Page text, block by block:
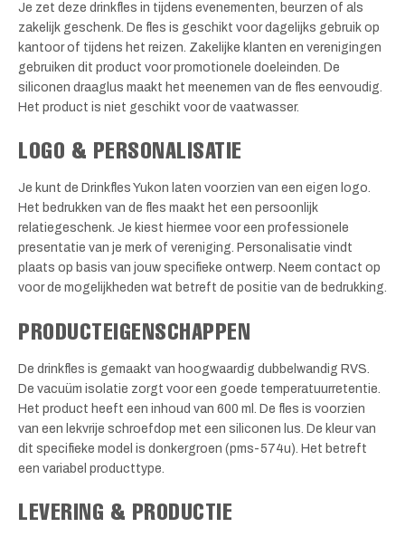
Je zet deze drinkfles in tijdens evenementen, beurzen of als
zakelijk geschenk. De fles is geschikt voor dagelijks gebruik op
kantoor of tijdens het reizen. Zakelijke klanten en verenigingen
gebruiken dit product voor promotionele doeleinden. De
siliconen draaglus maakt het meenemen van de fles eenvoudig.
Het product is niet geschikt voor de vaatwasser.
LOGO & PERSONALISATIE
Je kunt de Drinkfles Yukon laten voorzien van een eigen logo.
Het bedrukken van de fles maakt het een persoonlijk
relatiegeschenk. Je kiest hiermee voor een professionele
presentatie van je merk of vereniging. Personalisatie vindt
plaats op basis van jouw specifieke ontwerp. Neem contact op
voor de mogelijkheden wat betreft de positie van de bedrukking.
PRODUCTEIGENSCHAPPEN
De drinkfles is gemaakt van hoogwaardig dubbelwandig RVS.
De vacuüm isolatie zorgt voor een goede temperatuurretentie.
Het product heeft een inhoud van 600 ml. De fles is voorzien
van een lekvrije schroefdop met een siliconen lus. De kleur van
dit specifieke model is donkergroen (pms-574u). Het betreft
een variabel producttype.
LEVERING & PRODUCTIE